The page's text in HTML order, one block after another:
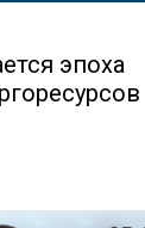
эпоха